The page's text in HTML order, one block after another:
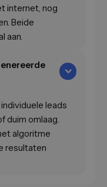
internet, nog
Beide
aan.
leads
duim omlaag.
algoritme
resultaten